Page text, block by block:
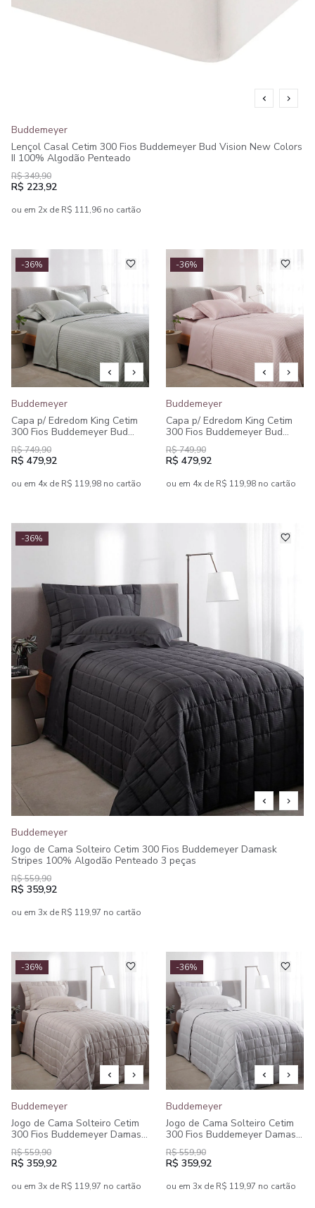
Buddemeyer
Lençol Casal Cetim 300 Fios Buddemeyer Bud Vision New Colors
II 100% Algodão Penteado
R$ 349,90
R$ 223,92
ou em 2x de R$ 111,96 no cartão
-36%
Buddemeyer
Capa p/ Edredom King Cetim
300 Fios Buddemeyer Bud
Vision New Colors II 100%
Algodão Penteado
R$ 749,90
R$ 479,92
ou em 4x de R$ 119,98 no cartão
-36%
Buddemeyer
Capa p/ Edredom King Cetim
300 Fios Buddemeyer Bud
Vision New Colors II 100%
Algodão Penteado
R$ 749,90
R$ 479,92
ou em 4x de R$ 119,98 no cartão
-36%
Buddemeyer
Jogo de Cama Solteiro Cetim 300 Fios Buddemeyer Damask
Stripes 100% Algodão Penteado 3 peças
R$ 559,90
R$ 359,92
ou em 3x de R$ 119,97 no cartão
-36%
Buddemeyer
Jogo de Cama Solteiro Cetim
300 Fios Buddemeyer Damask
Stripes 100% Algodão
Penteado 3 peças
R$ 559,90
R$ 359,92
ou em 3x de R$ 119,97 no cartão
-36%
Buddemeyer
Jogo de Cama Solteiro Cetim
300 Fios Buddemeyer Damask
Stripes 100% Algodão
Penteado 3 peças
R$ 559,90
R$ 359,92
ou em 3x de R$ 119,97 no cartão